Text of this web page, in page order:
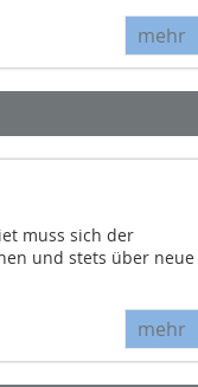
mehr
muss sich der
und stets über neue
mehr